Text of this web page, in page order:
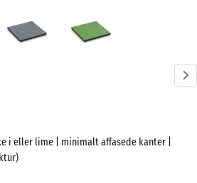
i eller lime | minimalt affasede kanter |